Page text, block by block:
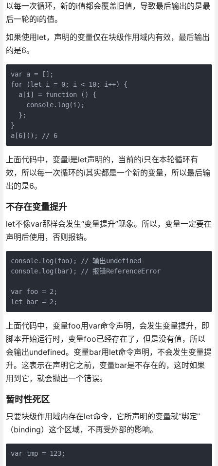
以每一次循环，新的i值都会覆盖旧值，导致最后输出的是最
后一轮的i的值。
如果使用let，声明的变量仅在块级作用域内有效，最后输出
的是6。
var a = [];
for (let i = 0; i < 10; i++) {
  a[i] = function () {
    console.log(i);
  };
}
a[6](); // 6
上面代码中，变量i是let声明的，当前的i只在本轮循环有
效，所以每一次循环的i其实都是一个新的变量，所以最后输
出的是6。
不存在变量提升
let不像var那样会发生“变量提升”现象。所以，变量一定要在
声明后使用，否则报错。
console.log(foo); // 输出undefined
console.log(bar); // 报错ReferenceError
var foo = 2;
上面代码中，变量foo用var命令声明，会发生变量提升，即
脚本开始运行时，变量foo已经存在了，但是没有值，所以
会输出undefined。变量bar用let命令声明，不会发生变量提
升。这表示在声明它之前，变量bar是不存在的，这时如果
用到它，就会抛出一个错误。
暂时性死区
只要块级作用域内存在let命令，它所声明的变量就“绑定”
（binding）这个区域，不再受外部的影响。
var tmp = 123;